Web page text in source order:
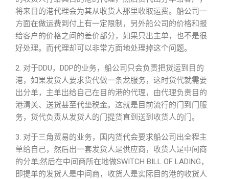
将来目的港代理会为其从收货人那里收取运费。船公司一
方面在做运费到付上有一定限制，另外船公司的价格和报
给客户的价格之间的差价部分，如果只出主单，也不是很
好处理。而代理却可以非常方面地处理掉这个问题。
2. 对于DDU，DDP的业务，船公司只会负责把货运到目的
港，如果发货人要求货代做一条龙服务，这时货代就需要
出分单，主单出给自己在目的港的代理，由代理负责目的
港清关、送货甚至代垫税金。这就是目前流行的门到门服
务，货代负责从发货人的门提货直到送到收货人的门。
3. 对于三角贸易的业务，国内货代会要求船公司出全程主
单给自己，然后出一套发货人是供应商，收货人是中间商
的分单;然后在中间商所在地做SWITCH BILL OF LADING，
即提单的发货人是中间商，收货人是实际目的港的收货人